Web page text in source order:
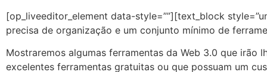
[op_liveeditor_element data-style=””][text_block
precisa de organização e um conjunto mínimo de
Mostraremos algumas ferramentas da Web 3.0 que irão
excelentes ferramentas gratuitas ou que possuam um